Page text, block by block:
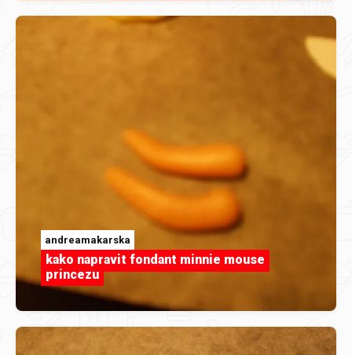
andreamakarska
kako napravit fondant minnie mouse
princezu